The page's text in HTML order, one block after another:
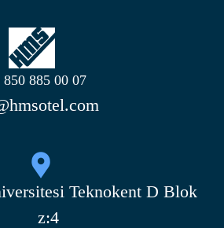
850 885 00 07
Teknokent D Blok
z:4